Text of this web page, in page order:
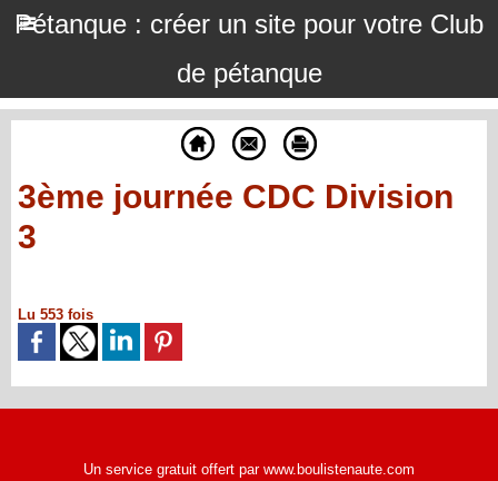
Pétanque : créer un site pour votre Club
de pétanque
3ème journée CDC Division
3
Lu 553 fois
Un service gratuit offert par www.boulistenaute.com